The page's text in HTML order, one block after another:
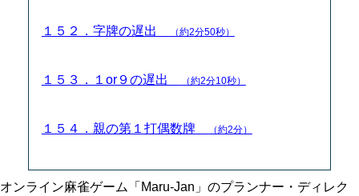
１５２．字牌の遅出 （約2分50秒）
１５３．１or９の遅出 （約2分10秒）
１５４．親の第１打偶数牌 （約2分）
オンライン麻雀ゲーム「Maru-Jan」のプランナー・ディレク